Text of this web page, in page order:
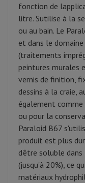
fonction de
litre. Sutilise à la
ou au bain. Le
et dans le
(traitements
peintures murales
vernis de finition,
dessins à la craie,
également
ou pour la
Paraloid B67
produit est plus
d'être soluble
(jusqu'à 20%), ce
matériaux